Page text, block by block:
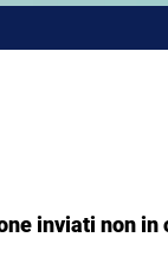
inviati non in